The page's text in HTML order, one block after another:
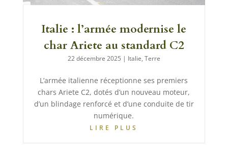
Italie : l’armée modernise le
char Ariete au standard C2
22 décembre 2025 | Italie, Terre
L’armée italienne réceptionne ses premiers
chars Ariete C2, dotés d’un nouveau moteur,
d’un blindage renforcé et d’une conduite de tir
numérique.
LIRE PLUS